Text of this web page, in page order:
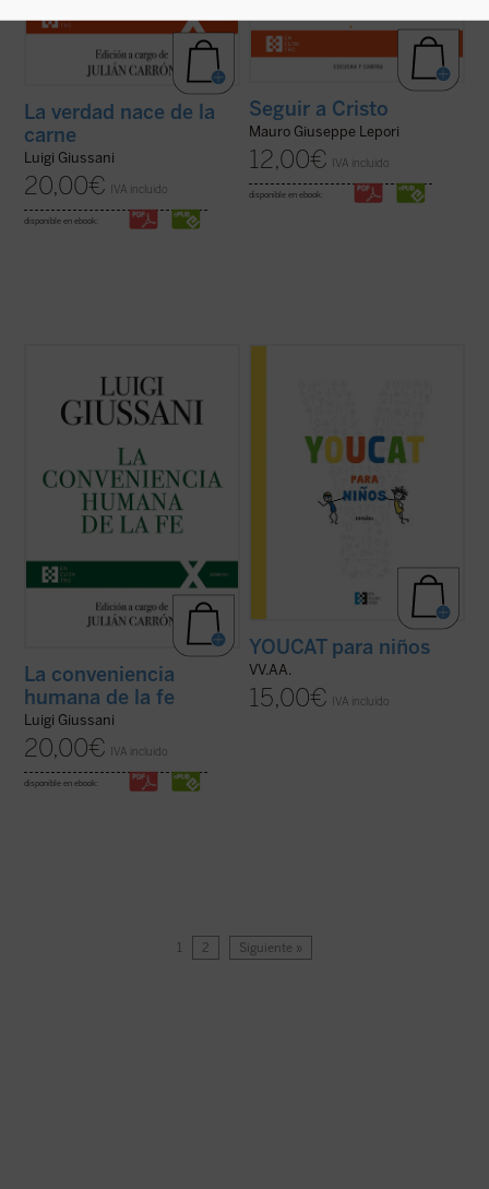
La verdad nace de la
carne
Luigi Giussani
20,00€ IVA incluido
disponible en ebook:
Seguir a Cristo
Mauro Giuseppe Lepori
12,00€ IVA incluido
disponible en ebook:
de don Luigi Giussani en los Ejercicios
espirituales de la Fraternidad de Comunión
y Liberación celebrados entre 1985 y 1987
y los diálogos que éstas suscitaron.
La conveniencia
humana de la fe
Luigi Giussani
20,00€ IVA incluido
disponible en ebook:
YOUCAT para niños
VV.AA.
15,00€ IVA incluido
1 2 Siguiente »